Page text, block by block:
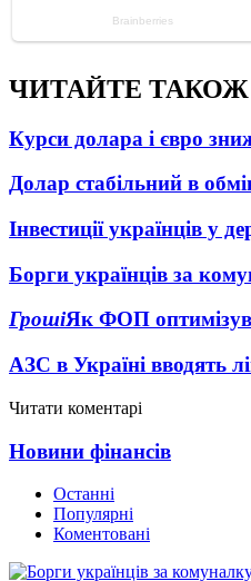
ЧИТАЙТЕ ТАКОЖ
Курси долара і євро
Долар стабільний в
Інвестиції українців у
Борги українців за
ГрошіЯк ФОП
АЗС в Україні вводять
Читати коментарі
Новини фінансів
Останні
Популярні
Коментовані